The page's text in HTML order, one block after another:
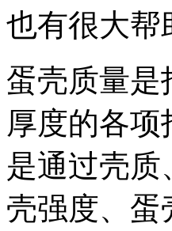
也有很大帮
蛋壳质量是
厚度的各
是通过壳
壳强度、蛋